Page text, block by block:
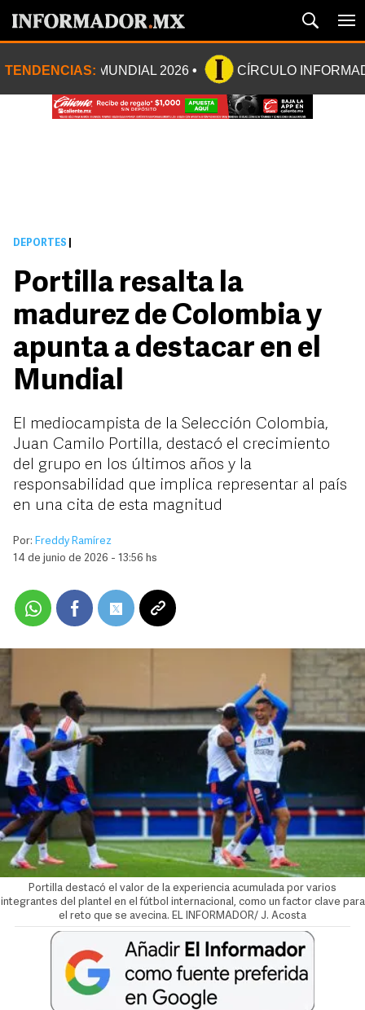
TENDENCIAS: MUNDIAL 2026 CÍRCULO
DEPORTES
Portilla resalta la
madurez de Colombia y
apunta a destacar en el
Mundial
El mediocampista de la Selección Colombia,
Juan Camilo Portilla, destacó el crecimiento
del grupo en los últimos años y la
responsabilidad que implica representar al país
en una cita de esta magnitud
Por: Freddy Ramírez
14 de junio de 2026 - 13:56 hs
Portilla destacó el valor de la experiencia acumulada por varios
integrantes del plantel en el fútbol internacional, como un factor clave para
el reto que se avecina. EL INFORMADOR/ J. Acosta